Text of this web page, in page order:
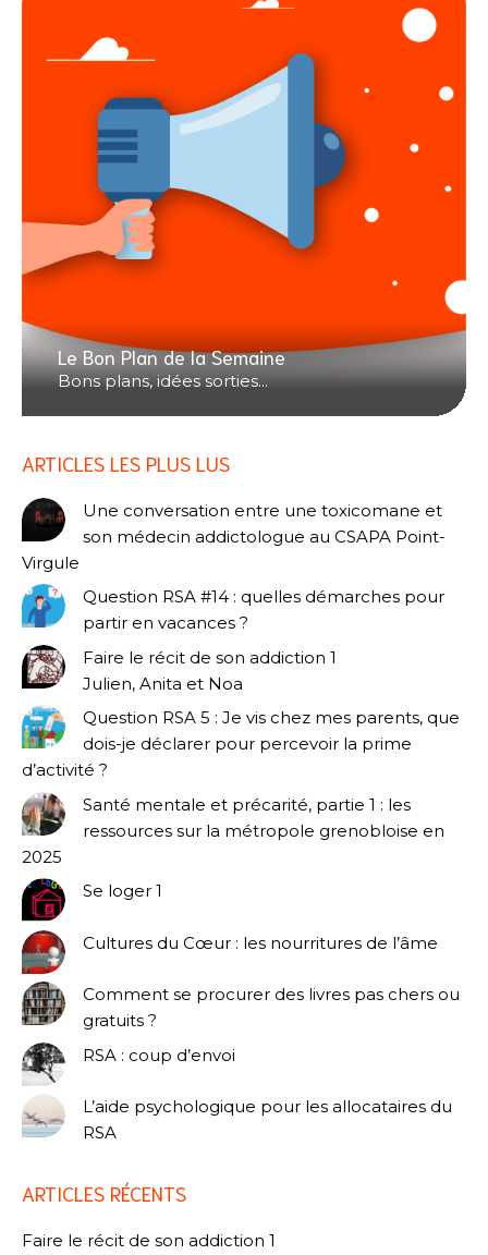
Le Bon Plan de la Semaine
Bons plans, idées sorties...
ARTICLES LES PLUS LUS
Une conversation entre une toxicomane et
son médecin addictologue au CSAPA Point-
Virgule
Question RSA #14 : quelles démarches pour
partir en vacances ?
Faire le récit de son addiction 1
Julien, Anita et Noa
Question RSA 5 : Je vis chez mes parents, que
dois-je déclarer pour percevoir la prime
d’activité ?
Santé mentale et précarité, partie 1 : les
ressources sur la métropole grenobloise en
2025
Se loger 1
Cultures du Cœur : les nourritures de l’âme
Comment se procurer des livres pas chers ou
gratuits ?
RSA : coup d’envoi
L’aide psychologique pour les allocataires du
RSA
ARTICLES RÉCENTS
Faire le récit de son addiction 1